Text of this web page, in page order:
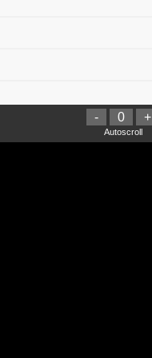
- 0 +
Autoscroll